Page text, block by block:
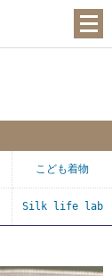
こども着物
Silk life lab